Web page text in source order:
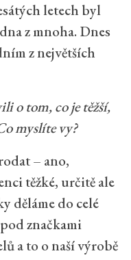
letech byl
z mnoha. Dnes
z největších
o tom, co je těžší,
myslíte vy?
– ano,
těžké, určitě ale
děláme do celé
značkami
a to o naší výrobě